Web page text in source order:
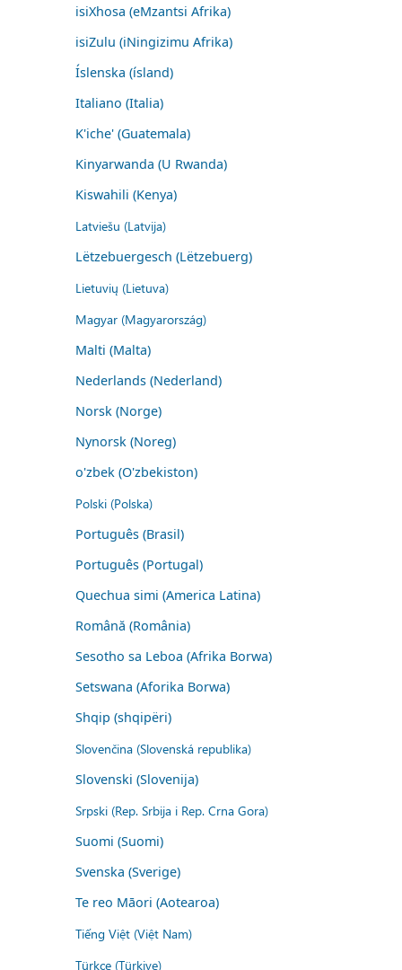
isiXhosa (eMzantsi Afrika)
isiZulu (iNingizimu Afrika)
Íslenska (ísland)
Italiano (Italia)
K'iche' (Guatemala)
Kinyarwanda (U Rwanda)
Kiswahili (Kenya)
Latviešu (Latvija)
Lëtzebuergesch (Lëtzebuerg)
Lietuvių (Lietuva)
Magyar (Magyarország)
Malti (Malta)
Nederlands (Nederland)
Norsk (Norge)
Nynorsk (Noreg)
o'zbek (O'zbekiston)
Polski (Polska)
Português (Brasil)
Português (Portugal)
Quechua simi (America Latina)
Română (România)
Sesotho sa Leboa (Afrika Borwa)
Setswana (Aforika Borwa)
Shqip (shqipëri)
Slovenčina (Slovenská republika)
Slovenski (Slovenija)
Srpski (Rep. Srbija i Rep. Crna Gora)
Suomi (Suomi)
Svenska (Sverige)
Te reo Māori (Aotearoa)
Tiếng Việt (Việt Nam)
Türkçe (Türkiye)